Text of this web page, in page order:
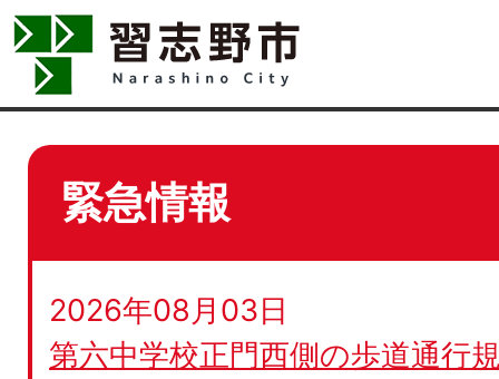
緊急情報
2026年08月03日
第六中学校正門西側の歩道通行